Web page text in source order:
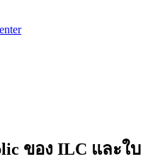
ของ ILC และใบ